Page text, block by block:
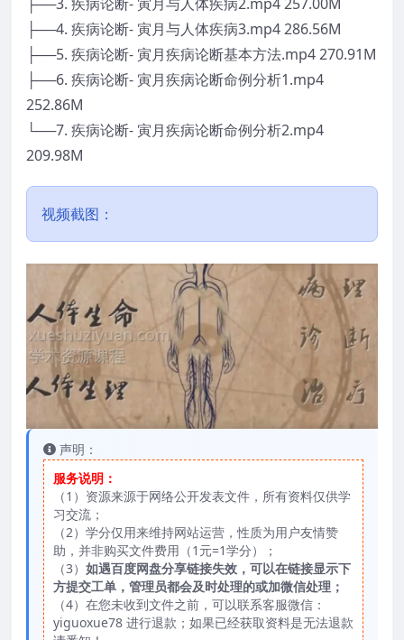
├──4. 疾病论断- 寅月与人体疾病3.mp4 286.56M
├──5. 疾病论断- 寅月疾病论断基本方法.mp4 270.91M
├──6. 疾病论断- 寅月疾病论断命例分析1.mp4
252.86M
└──7. 疾病论断- 寅月疾病论断命例分析2.mp4
209.98M
视频截图：
声明：
服务说明：
（1）资源来源于网络公开发表文件，所有资料仅供学
习交流；
（2）学分仅用来维持网站运营，性质为用户友情赞
助，并非购买文件费用（1元=1学分）；
（3） 如遇百度网盘分享链接失效，可以在链接显示下
方提交工单，管理员都会及时处理的或加微信处理；
（4）在您未收到文件之前，可以联系客服微信：
yiguoxue78 进行退款；如果已经获取资料是无法退款